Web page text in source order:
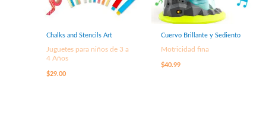
Chalks and Stencils Art
Juguetes para niños de 3 a
4 Años
$29.00
Cuervo Brillante y Sediento
Motricidad fina
$40.99